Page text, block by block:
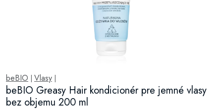
beBIO Vlasy
beBIO Greasy Hair kondicionér pre jemné vlasy
bez objemu 200 ml